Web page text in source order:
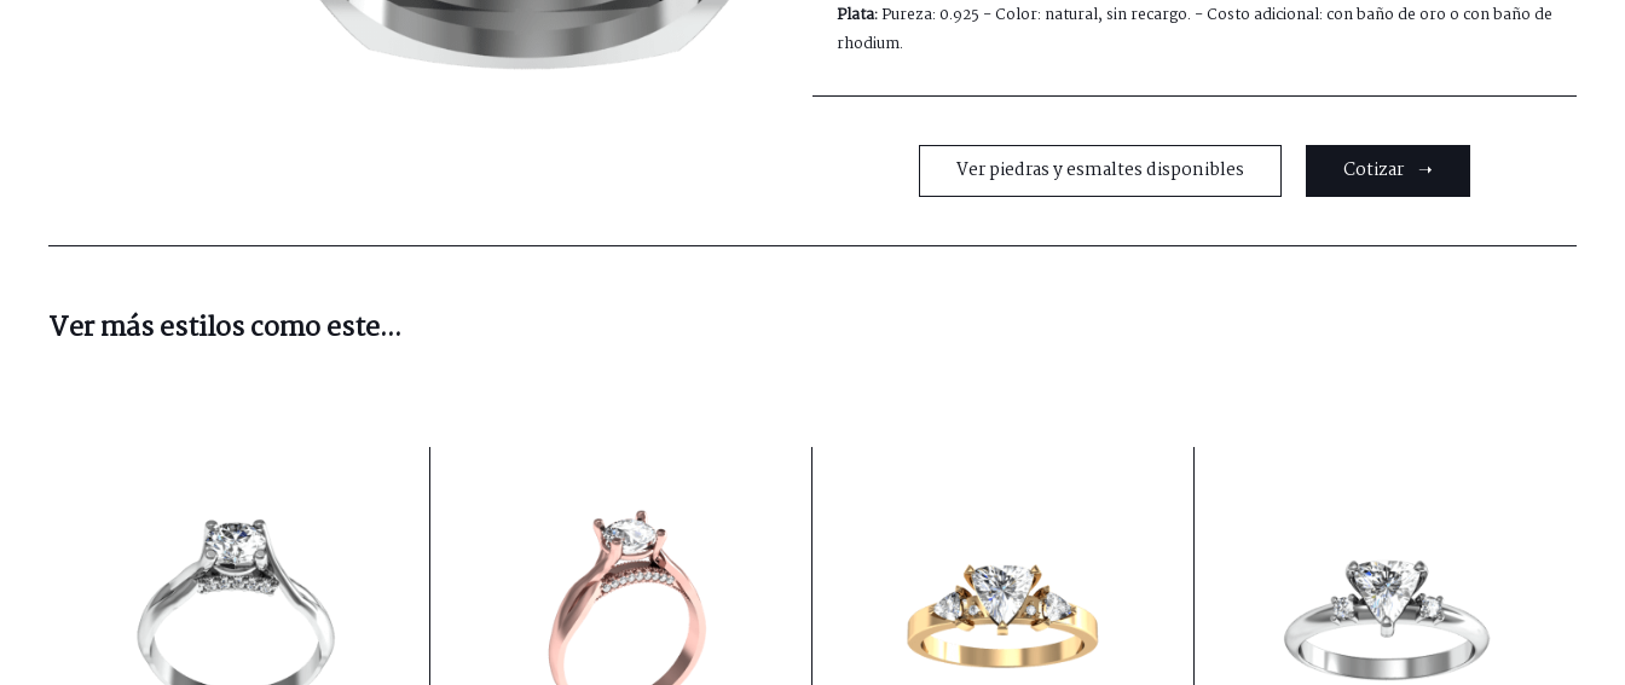
Plata:Pureza: 0.925 - Color: natural, sin recargo. - Costo adicional: con baño de oro o con baño de
rhodium.
Ver piedras y esmaltes disponibles Cotizar ➝
Ver más estilos como este...